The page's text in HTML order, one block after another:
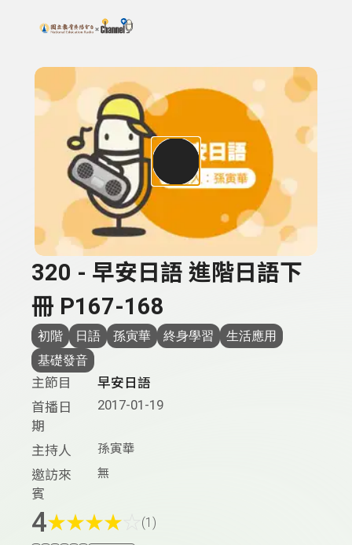
上方功能區塊
搜尋關鍵字：可輸入節目名稱、主持人或關鍵字
320 - 早安日語 進階日語下
冊 P167-168
初階 日語 孫寅華 終身學習
生活應用
基礎發音
主節目
早安日語
首播日
期
2017-01-19
主持人 孫寅華
邀訪來
賓
無
4★★★★ (1)